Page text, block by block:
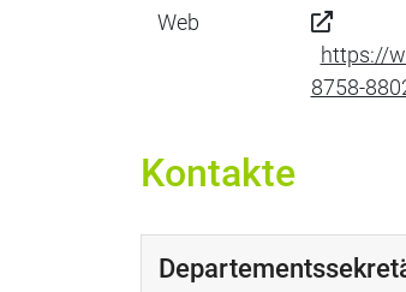
Web
https://
8758-
Kontakte